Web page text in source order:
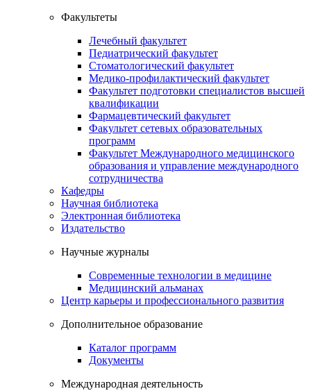
Факультеты
Лечебный факультет
Педиатрический факультет
Стоматологический факультет
Медико-профилактический факультет
Факультет подготовки специалистов высшей
квалификации
Фармацевтический факультет
Факультет сетевых образовательных
программ
Факультет Международного медицинского
образования и управление международного
сотрудничества
Кафедры
Научная библиотека
Электронная библиотека
Издательство
Научные журналы
Современные технологии в медицине
Медицинский альманах
Центр карьеры и профессионального развития
Дополнительное образование
Каталог программ
Документы
Международная деятельность